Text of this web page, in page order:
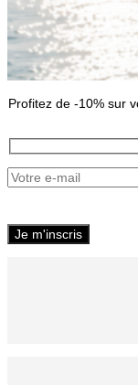
Profitez de -10% sur